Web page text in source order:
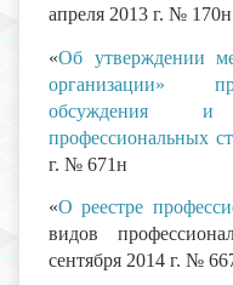
апреля 2013 г. № 170н
«Об утверждении
организации»
обсуждения и
профессиональных
г. № 671н
«О реестре
видов
сентября 2014 г. №